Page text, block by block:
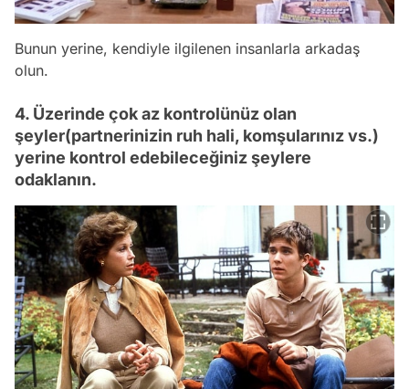
Bunun yerine, kendiyle ilgilenen insanlarla arkadaş
olun.
4. Üzerinde çok az kontrolünüz olan
şeyler(partnerinizin ruh hali, komşularınız vs.)
yerine kontrol edebileceğiniz şeylere
odaklanın.